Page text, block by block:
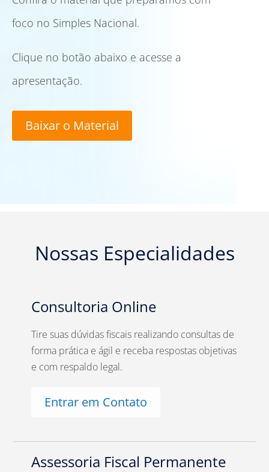
foco no Simples Nacional.
Clique no botão abaixo e acesse a
apresentação.
Baixar o Material
Nossas Especialidades
Consultoria Online
Tire suas dúvidas fiscais realizando consultas de
forma prática e ágil e receba respostas objetivas
e com respaldo legal.
Entrar em Contato
Assessoria Fiscal Permanente